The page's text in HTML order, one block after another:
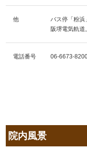
他
バス停「粉
阪堺電気軌
電話番号 06-6673-
院内風景